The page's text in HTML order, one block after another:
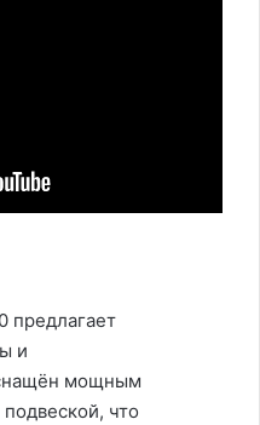
предлагает
и
мощным
что